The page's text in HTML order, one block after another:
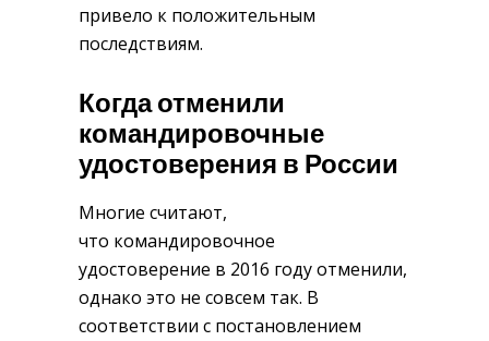
привело к положительным
последствиям.
Когда отменили
командировочные
удостоверения в России
Многие считают,
что командировочное
удостоверение в 2016 году отменили,
однако это не совсем так. В
соответствии с постановлением